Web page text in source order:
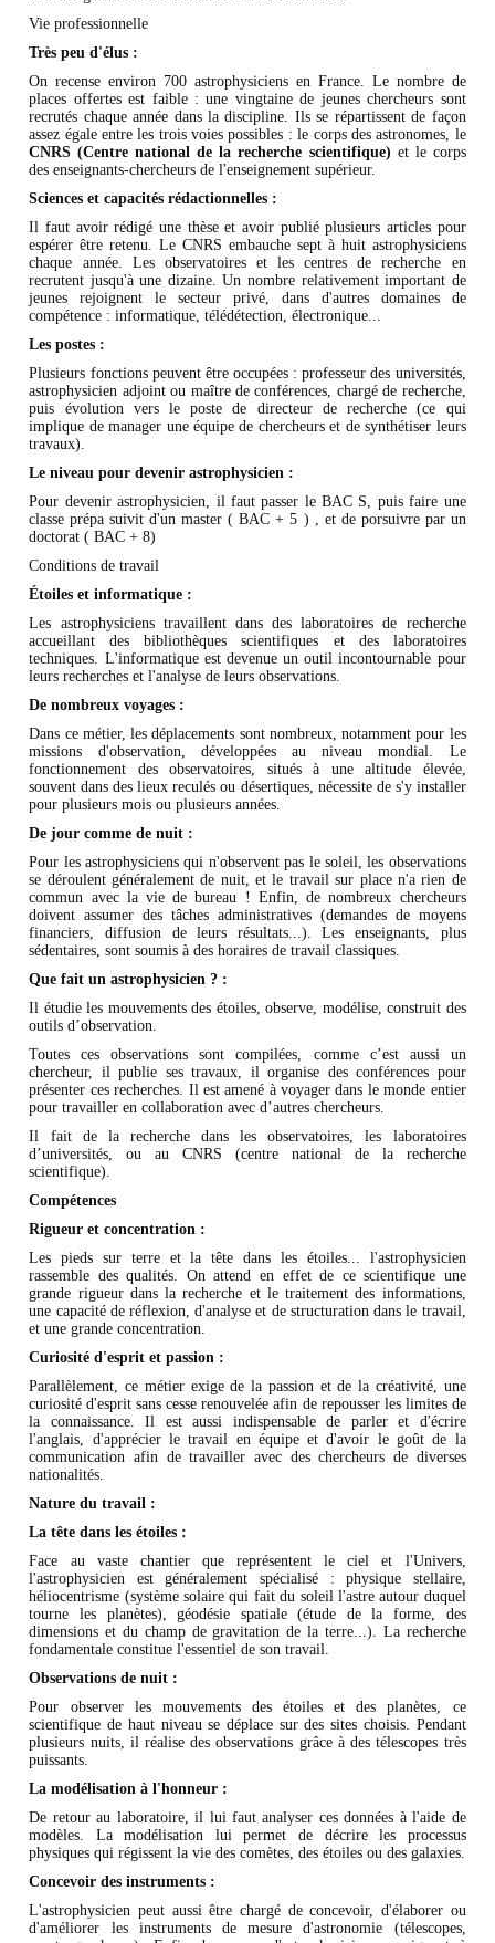
Vie professionnelle
Très peu d'élus :
On recense environ 700 astrophysiciens en France. Le nombre de
places offertes est faible : une vingtaine de jeunes chercheurs sont
recrutés chaque année dans la discipline. Ils se répartissent de façon
assez égale entre les trois voies possibles : le corps des astronomes, le
CNRS (Centre national de la recherche scientifique) et le corps
des enseignants-chercheurs de l'enseignement supérieur.
Sciences et capacités rédactionnelles :
Il faut avoir rédigé une thèse et avoir publié plusieurs articles pour
espérer être retenu. Le CNRS embauche sept à huit astrophysiciens
chaque année. Les observatoires et les centres de recherche en
recrutent jusqu'à une dizaine. Un nombre relativement important de
jeunes rejoignent le secteur privé, dans d'autres domaines de
compétence : informatique, télédétection, électronique...
Les postes :
Plusieurs fonctions peuvent être occupées : professeur des universités,
astrophysicien adjoint ou maître de conférences, chargé de recherche,
puis évolution vers le poste de directeur de recherche (ce qui
implique de manager une équipe de chercheurs et de synthétiser leurs
travaux).
Le niveau pour devenir astrophysicien :
Pour devenir astrophysicien, il faut passer le BAC S, puis faire une
classe prépa suivit d'un master ( BAC + 5 ) , et de porsuivre par un
doctorat ( BAC + 8)
Conditions de travail
Étoiles et informatique :
Les astrophysiciens travaillent dans des laboratoires de recherche
accueillant des bibliothèques scientifiques et des laboratoires
techniques. L'informatique est devenue un outil incontournable pour
leurs recherches et l'analyse de leurs observations.
De nombreux voyages :
Dans ce métier, les déplacements sont nombreux, notamment pour les
missions d'observation, développées au niveau mondial. Le
fonctionnement des observatoires, situés à une altitude élevée,
souvent dans des lieux reculés ou désertiques, nécessite de s'y installer
pour plusieurs mois ou plusieurs années.
De jour comme de nuit :
Pour les astrophysiciens qui n'observent pas le soleil, les observations
se déroulent généralement de nuit, et le travail sur place n'a rien de
commun avec la vie de bureau ! Enfin, de nombreux chercheurs
doivent assumer des tâches administratives (demandes de moyens
financiers, diffusion de leurs résultats...). Les enseignants, plus
sédentaires, sont soumis à des horaires de travail classiques.
Que fait un astrophysicien ? :
Il étudie les mouvements des étoiles, observe, modélise, construit des
outils d’observation.
Toutes ces observations sont compilées, comme c’est aussi un
chercheur, il publie ses travaux, il organise des conférences pour
présenter ces recherches. Il est amené à voyager dans le monde entier
pour travailler en collaboration avec d’autres chercheurs.
Il fait de la recherche dans les observatoires, les laboratoires
d’universités, ou au CNRS (centre national de la recherche
scientifique).
Compétences
Rigueur et concentration :
Les pieds sur terre et la tête dans les étoiles... l'astrophysicien
rassemble des qualités. On attend en effet de ce scientifique une
grande rigueur dans la recherche et le traitement des informations,
une capacité de réflexion, d'analyse et de structuration dans le travail,
et une grande concentration.
Curiosité d'esprit et passion :
Parallèlement, ce métier exige de la passion et de la créativité, une
curiosité d'esprit sans cesse renouvelée afin de repousser les limites de
la connaissance. Il est aussi indispensable de parler et d'écrire
l'anglais, d'apprécier le travail en équipe et d'avoir le goût de la
communication afin de travailler avec des chercheurs de diverses
nationalités.
Nature du travail :
La tête dans les étoiles :
Face au vaste chantier que représentent le ciel et l'Univers,
l'astrophysicien est généralement spécialisé : physique stellaire,
héliocentrisme (système solaire qui fait du soleil l'astre autour duquel
tourne les planètes), géodésie spatiale (étude de la forme, des
dimensions et du champ de gravitation de la terre...). La recherche
fondamentale constitue l'essentiel de son travail.
Observations de nuit :
Pour observer les mouvements des étoiles et des planètes, ce
scientifique de haut niveau se déplace sur des sites choisis. Pendant
plusieurs nuits, il réalise des observations grâce à des télescopes très
puissants.
La modélisation à l'honneur :
De retour au laboratoire, il lui faut analyser ces données à l'aide de
modèles. La modélisation lui permet de décrire les processus
physiques qui régissent la vie des comètes, des étoiles ou des galaxies.
Concevoir des instruments :
L'astrophysicien peut aussi être chargé de concevoir, d'élaborer ou
d'améliorer les instruments de mesure d'astronomie (télescopes,